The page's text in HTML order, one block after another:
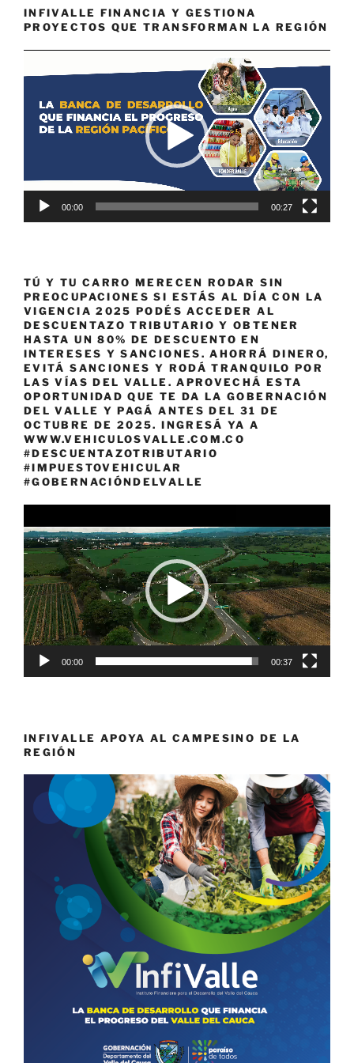
INFIVALLE FINANCIA Y GESTIONA
PROYECTOS QUE TRANSFORMAN LA REGIÓN
de
00:00 00:27
TÚ Y TU CARRO MERECEN RODAR SIN
PREOCUPACIONES SI ESTÁS AL DÍA CON LA
VIGENCIA 2025 PODÉS ACCEDER AL
DESCUENTAZO TRIBUTARIO Y OBTENER
HASTA UN 80% DE DESCUENTO EN
INTERESES Y SANCIONES. AHORRÁ DINERO,
EVITÁ SANCIONES Y RODÁ TRANQUILO POR
LAS VÍAS DEL VALLE. APROVECHÁ ESTA
OPORTUNIDAD QUE TE DA LA GOBERNACIÓN
DEL VALLE Y PAGÁ ANTES DEL 31 DE
OCTUBRE DE 2025. INGRESÁ YA A
WWW.VEHICULOSVALLE.COM.CO
#DESCUENTAZOTRIBUTARIO
#IMPUESTOVEHICULAR
#GOBERNACIÓNDELVALLE
de
vídeo
00:00 00:37
INFIVALLE APOYA AL CAMPESINO DE LA
REGIÓN